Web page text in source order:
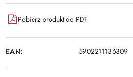
Pobierz produkt do PDF
EAN: 5902211136309